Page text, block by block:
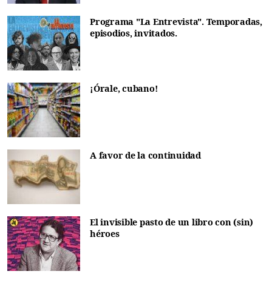
Programa "La Entrevista". Temporadas,
episodios, invitados.
¡Órale, cubano!
A favor de la continuidad
El invisible pasto de un libro con (sin)
héroes